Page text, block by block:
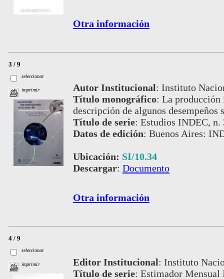
Otra información
3 / 9
seleccionar
imprimir Autor Institucional: Instituto
Título monográfico: La producción
descripción de algunos desempeños
Título de serie: Estudios INDEC, n.
Datos de edición: Buenos Aires:
Ubicación: SI/10.34
Descargar: Documento
Otra información
4 / 9
seleccionar
imprimir Editor Institucional: Instituto
Título de serie: Estimador Mensual